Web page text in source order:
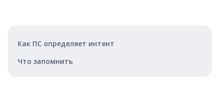
Как ПС определяет интент
Что запомнить